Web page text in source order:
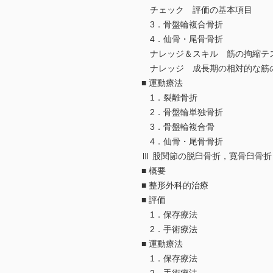
チェック 評価の基本項目
3．骨盤輪複合骨折
4．仙骨・尾骨骨折
ナレッジ＆スキル 筋の拘縮テ
ナレッジ 成長期の相対的な筋
■ 運動療法
1．裂離骨折
2．骨盤輪単独骨折
3．骨盤輪複合骨
4．仙骨・尾骨骨折
Ⅲ 股関節の脱臼骨折，寛骨臼骨折
■ 概要
■ 整形外科的治療
■ 評価
1．保存療法
2．手術療法
■ 運動療法
1．保存療法